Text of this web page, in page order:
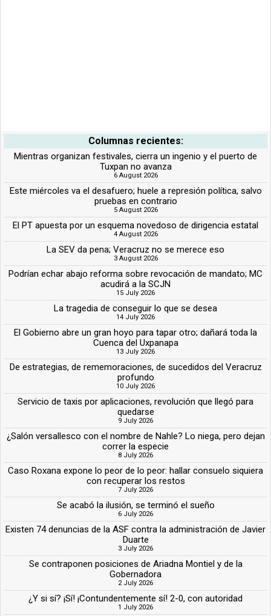
Columnas recientes:
Mientras organizan festivales, cierra un ingenio y el puerto de
Tuxpan no avanza
6 August 2026
Este miércoles va el desafuero; huele a represión política, salvo
pruebas en contrario
5 August 2026
El PT apuesta por un esquema novedoso de dirigencia estatal
4 August 2026
La SEV da pena; Veracruz no se merece eso
3 August 2026
Podrían echar abajo reforma sobre revocación de mandato; MC
acudirá a la SCJN
15 July 2026
La tragedia de conseguir lo que se desea
14 July 2026
El Gobierno abre un gran hoyo para tapar otro; dañará toda la
Cuenca del Uxpanapa
13 July 2026
De estrategias, de rememoraciones, de sucedidos del Veracruz
profundo
10 July 2026
Servicio de taxis por aplicaciones, revolución que llegó para
quedarse
9 July 2026
¿Salón versallesco con el nombre de Nahle? Lo niega, pero dejan
correr la especie
8 July 2026
Caso Roxana expone lo peor de lo peor: hallar consuelo siquiera
con recuperar los restos
7 July 2026
Se acabó la ilusión, se terminó el sueño
6 July 2026
Existen 74 denuncias de la ASF contra la administración de Javier
Duarte
3 July 2026
Se contraponen posiciones de Ariadna Montiel y de la
Gobernadora
2 July 2026
¿Y si sí? ¡Sí! ¡Contundentemente sí! 2-0, con autoridad
1 July 2026